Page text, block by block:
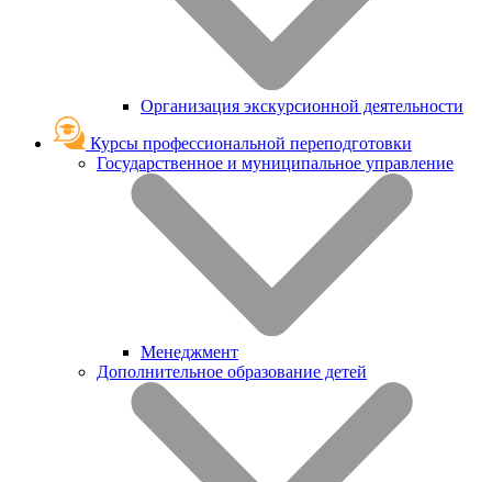
Организация экскурсионной деятельности
Курсы профессиональной переподготовки
Государственное и муниципальное управление
Менеджмент
Дополнительное образование детей